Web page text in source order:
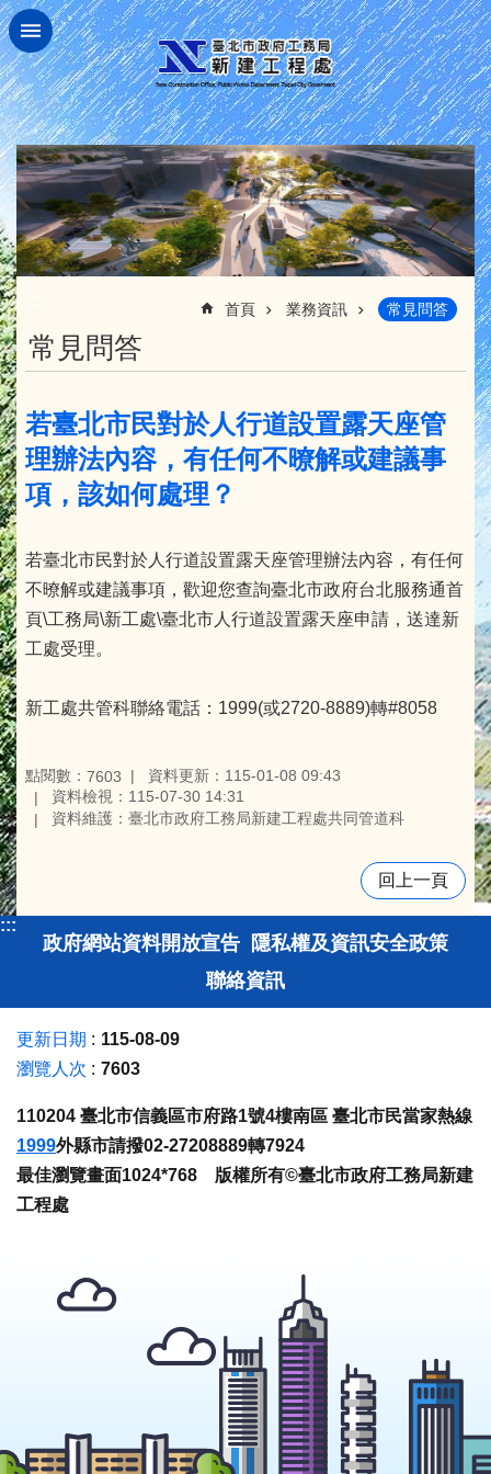
跳到主要內容區塊
首頁 業務資訊 常見問答
常見問答
若臺北市民對於人行道設置露天座管
理辦法內容，有任何不暸解或建議事
項，該如何處理？
若臺北市民對於人行道設置露天座管理辦法內容，有任何
不暸解或建議事項，歡迎您查詢臺北市政府台北服務通首
頁\工務局\新工處\臺北市人行道設置露天座申請，送達新
工處受理。
新工處共管科聯絡電話：1999(或2720-8889)轉#8058
點閱數： 7603
資料更新：115-01-08 09:43
資料檢視：115-07-30 14:31
資料維護：臺北市政府工務局新建工程處共同管道科
回上一頁
:::
政府網站資料開放宣告 隱私權及資訊安全政策
聯絡資訊
更新日期
115-08-09
瀏覽人次
7603
110204 臺北市信義區市府路1號4樓南區 臺北市民當家熱線
1999外縣市請撥02-27208889轉7924
最佳瀏覽畫面1024*768 版權所有©臺北市政府工務局新建
工程處